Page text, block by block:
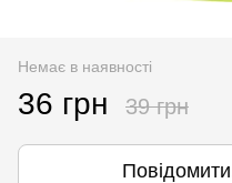
Немає в наявності
36 грн 39 грн